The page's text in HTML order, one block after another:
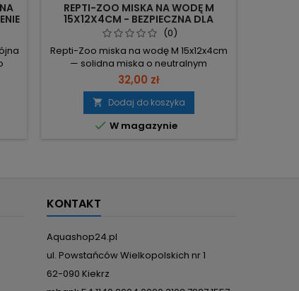
REPTI-ZOO MISKA NA WODĘ M
15X12X4CM - BEZPIECZNA DLA
GADÓW, ŁATWA W CZYSZCZENIU
(0)
Repti-Zoo miska na wodę M 15x12x4cm
— solidna miska o neutralnym
wykończeniu, przeznaczona jako
zbiornik wodny i podwyższenie
wilgotności w terrarium. Wymiary: 15,5 x
11,7 x 3,8 cm – umożliwiają stworzenie
basenu i większy zapas wody.
32,00 zł
 Dodaj do koszyka
 W magazynie
KONTAKT
Aquashop24.pl
ul. Powstańców Wielkopolskich nr 1
62-090 Kiekrz